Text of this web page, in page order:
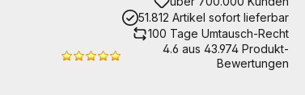
51.812 Artikel sofort lieferbar
100 Tage Umtausch-Recht
4.6 aus 43.974 Produkt-
Bewertungen